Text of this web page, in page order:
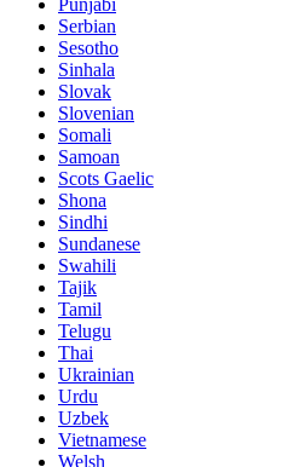
Serbian
Sesotho
Sinhala
Slovak
Slovenian
Somali
Samoan
Scots Gaelic
Shona
Sindhi
Sundanese
Swahili
Tajik
Tamil
Telugu
Thai
Ukrainian
Urdu
Uzbek
Vietnamese
Welsh